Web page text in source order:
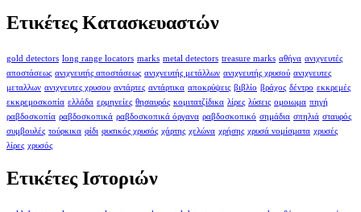
Ετικέτες Κατασκευαστών
gold detectors long range locators marks metal detectors treasure marks αθήνα ανιχνευτές
αποστάσεως ανιχνευτής αποστάσεως ανιχνευτής μετάλλων ανιχνευτής χρυσού ανιχνευτες
μεταλλων ανιχνευτες χρυσου αντάρτες αντάρτικα αποκρύψεις βιβλίο βράχος δέντρο εκκρεμές
εκκρεμοσκοπία ελλάδα ερμηνείες θησαυρός κομιτατζίδικα λίρες λύσεις ομοιωμα πηγή
ραβδοσκοπία ραβδοσκοπικά ραβδοσκοπικά όργανα ραβδοσκοπικό σημάδια σπηλιά σταυρός
συμβουλές τούρκικα φίδι φυσικός χρυσός χάρτης χελώνα χρήσης χρυσά νομίσματα χρυσές
λίρες χρυσός
Ετικέτες Ιστοριών